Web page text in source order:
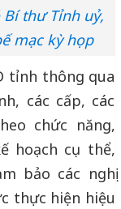
thư Tỉnh uỷ,
mạc kỳ họp
tỉnh thông qua
các cấp, các
chức năng,
hoạch cụ thể,
bảo các nghị
thực hiện hiệu